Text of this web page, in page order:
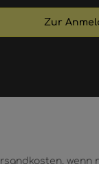
Zur
wenn